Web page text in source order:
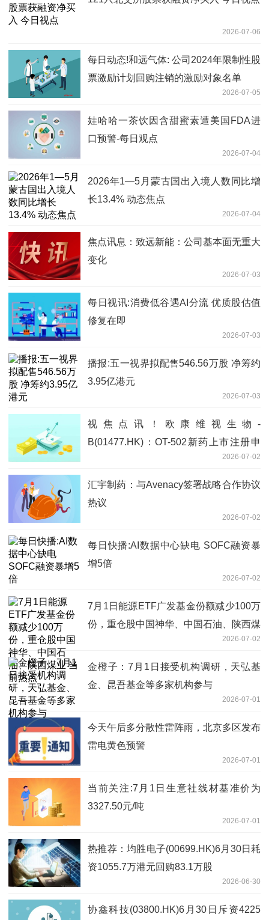
2026-07-06
每日动态!和远气体: 公司2024年限制性股
票激励计划回购注销的激励对象名单
2026-07-05
娃哈哈一茶饮因含甜蜜素遭美国FDA进
口预警-每日观点
2026-07-04
2026年1—5月蒙古国出入境人数同比增
长13.4% 动态焦点
2026-07-04
焦点讯息：致远新能：公司基本面无重大
变化
2026-07-03
每日视讯:消费低谷遇AI分流 优质股估值
修复在即
2026-07-03
播报:五一视界拟配售546.56万股 净筹约
3.95亿港元
2026-07-03
视焦点讯！欧康维视生物-
B(01477.HK)：OT-502新药上市注册申
2026-07-02
汇宇制药：与Avenacy签署战略合作协议
热议
2026-07-02
每日快播:AI数据中心缺电 SOFC融资暴
增5倍
2026-07-02
7月1日能源ETF广发基金份额减少100万
份，重仓股中国神华、中国石油、陕西煤
2026-07-02
金橙子：7月1日接受机构调研，天弘基
金、昆吾基金等多家机构参与
2026-07-01
今天午后多分散性雷阵雨，北京多区发布
雷电黄色预警
2026-07-01
当前关注:7月1日生意社线材基准价为
3327.50元/吨
2026-07-01
热推荐：均胜电子(00699.HK)6月30日耗
资1055.7万港元回购83.1万股
2026-06-30
协鑫科技(03800.HK)6月30日斥资4225